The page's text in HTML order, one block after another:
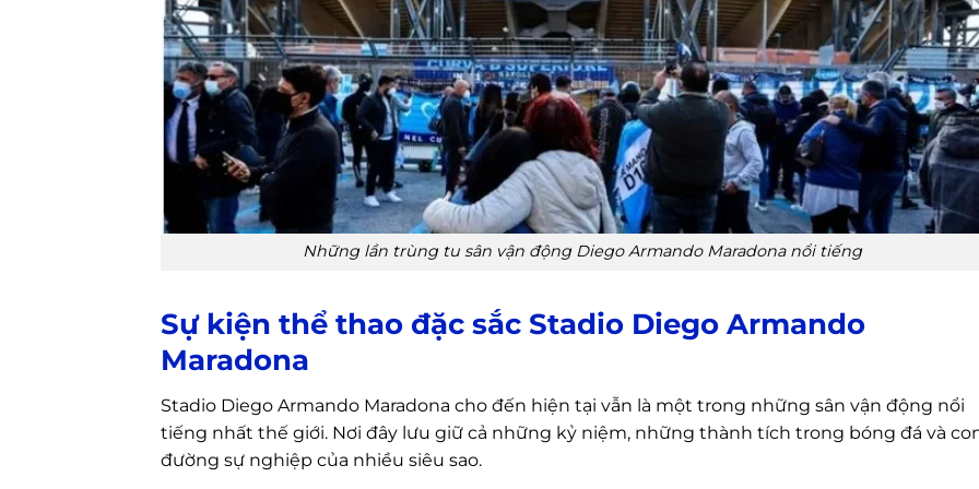
Những lần trùng tu sân vận động Diego Armando Maradona nổi tiếng
Sự kiện thể thao đặc sắc Stadio Diego Armando
Maradona
Stadio Diego Armando Maradona cho đến hiện tại vẫn là một trong những sân vận động nổi
tiếng nhất thế giới. Nơi đây lưu giữ cả những kỷ niệm, những thành tích trong bóng đá và
đường sự nghiệp của nhiều siêu sao.